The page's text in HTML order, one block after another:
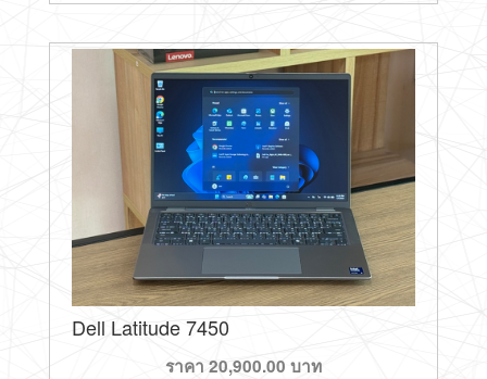
Dell Latitude 7450
ราคา 20,900.00 บาท